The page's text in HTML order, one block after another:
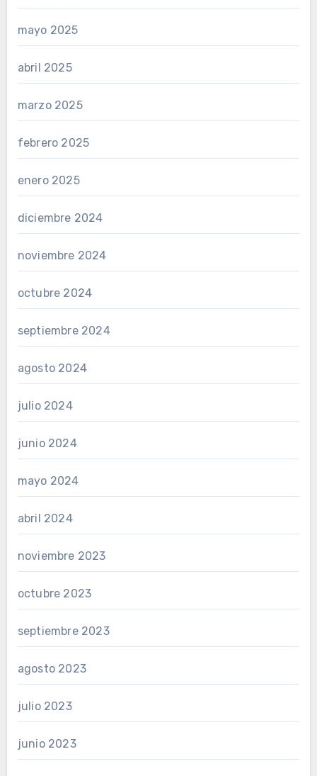
mayo 2025
abril 2025
marzo 2025
febrero 2025
enero 2025
diciembre 2024
noviembre 2024
octubre 2024
septiembre 2024
agosto 2024
julio 2024
junio 2024
mayo 2024
abril 2024
noviembre 2023
octubre 2023
septiembre 2023
agosto 2023
julio 2023
junio 2023